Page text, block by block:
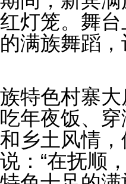
灯笼。舞
满族舞蹈
色村寨大
年夜饭、
乡土风情
：“在抚顺